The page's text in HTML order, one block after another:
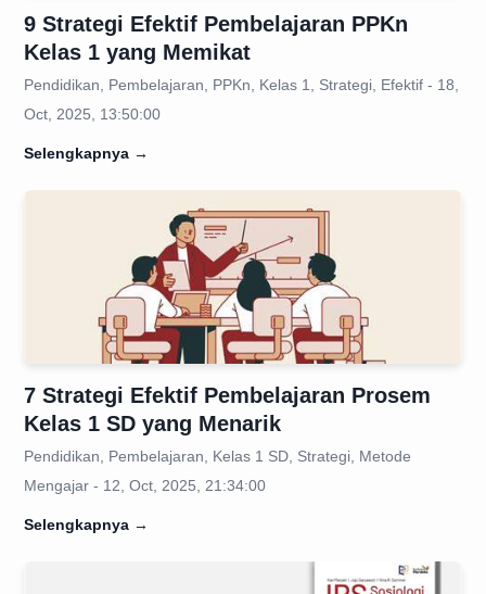
9 Strategi Efektif Pembelajaran PPKn
Kelas 1 yang Memikat
Pendidikan, Pembelajaran, PPKn, Kelas 1, Strategi, Efektif - 18,
Oct, 2025, 13:50:00
Selengkapnya →
7 Strategi Efektif Pembelajaran Prosem
Kelas 1 SD yang Menarik
Pendidikan, Pembelajaran, Kelas 1 SD, Strategi, Metode
Mengajar - 12, Oct, 2025, 21:34:00
Selengkapnya →